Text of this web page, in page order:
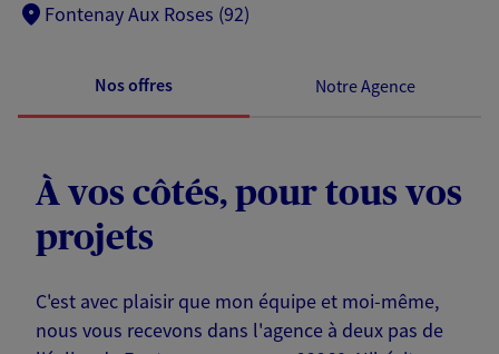
Fontenay Aux Roses (92)
Nos offres Notre Agence
À vos côtés, pour tous vos
projets
C'est avec plaisir que mon équipe et moi-même,
nous vous recevons dans l'agence à deux pas de